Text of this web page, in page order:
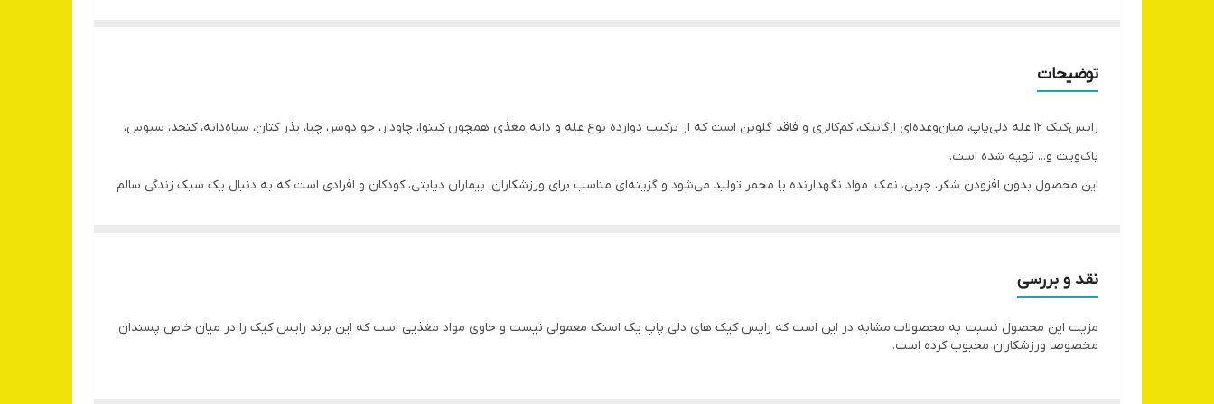
توضیحات
رایس‌کیک ۱۲ غله دلی‌پاپ، میان‌وعده‌ای ارگانیک، کم‌کالری و فاقد گلوتن است که از ترکیب دوازده نوع غله و دانه مغذی همچون کینوا، چاودار، جو دوسر، چیا، بذر کتان، سیاه‌دانه، کنجد، سبوس،
باک‌ویت و... تهیه شده است.
این محصول بدون افزودن شکر، چربی، نمک، مواد نگهدارنده یا مخمر تولید می‌شود و گزینه‌ای مناسب برای ورزشکاران، بیماران دیابتی، کودکان و افرادی است که به دنبال یک سبک زندگی سالم
مواد تشکیل دهنده: اوی برنج قهوه ای، کینوا، چیا، برنج قهوه ای، سبوس برنج، کنجد، کتان، باک ویت، جو دو سر، جو پرک و گندم
نقد و بررسی
مزیت این محصول نسبت به محصولات مشابه در این است که رایس کیک های دلی پاپ یک اسنک معمولی نیست و حاوی مواد مغذیی است که این برند رایس کیک را در میان خاص پسندان
مخصوصا ورزشکاران محبوب کرده است.